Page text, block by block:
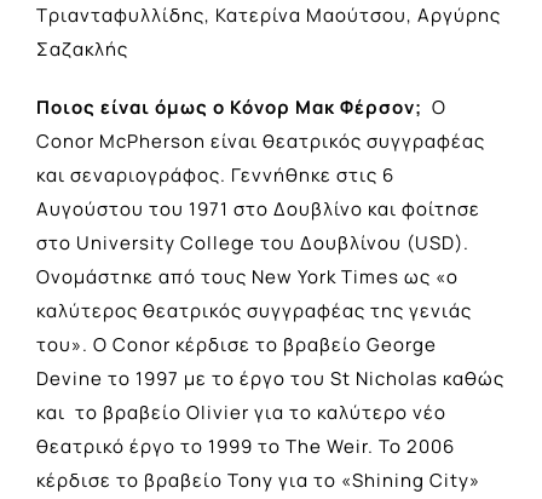
Τριανταφυλλίδης, Κατερίνα Μαούτσου, Αργύρης
Σαζακλής
Ποιος είναι όμως ο Κόνορ Μακ Φέρσον; Ο
Conor McPherson είναι θεατρικός συγγραφέας
και σεναριογράφος. Γεννήθηκε στις 6
Αυγούστου του 1971 στο Δουβλίνο και φοίτησε
στο University College του Δουβλίνου (USD).
Ονομάστηκε από τους New York Times ως «ο
καλύτερος θεατρικός συγγραφέας της γενιάς
του». Ο Conor κέρδισε το βραβείο George
Devine το 1997 με το έργο του St Nicholas καθώς
και το βραβείο Olivier για το καλύτερο νέο
θεατρικό έργο το 1999 το The Weir. Το 2006
κέρδισε το βραβείο Tony για το «Shining City»